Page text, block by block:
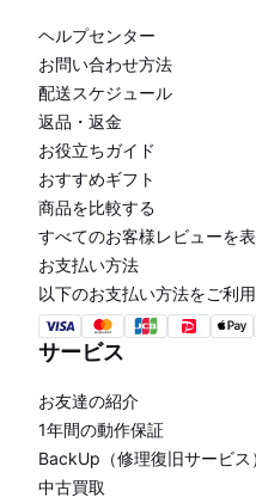
ヘルプセンター
お問い合わせ方法
配送スケジュール
返品・返金
お役立ちガイド
おすすめギフト
商品を比較する
すべてのお客様レビューを
お支払い方法
以下のお支払い方法をご利
サービス
お友達の紹介
1年間の動作保証
BackUp（修理復旧サービス
中古買取